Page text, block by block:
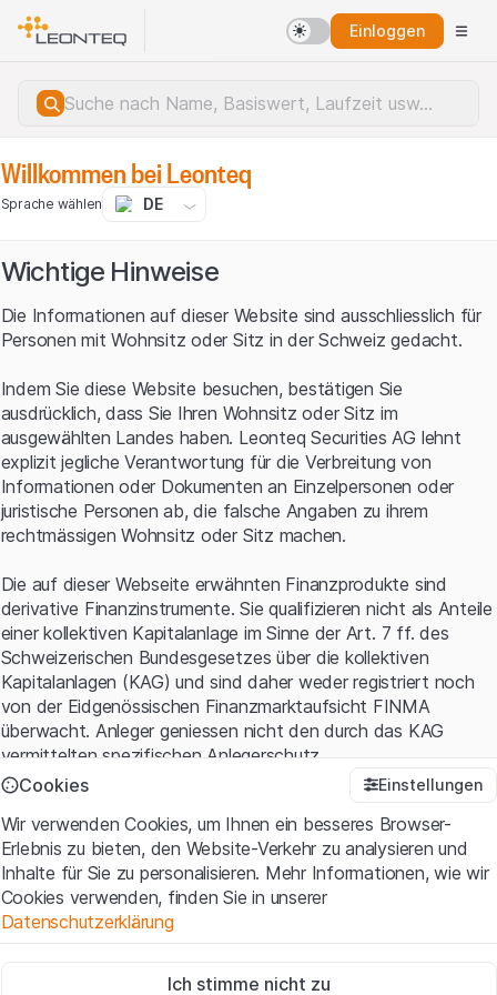
Einloggen
Serverfehler.
Willkommen bei Leonteq
Sprache wählen DE
Wichtige Hinweise
Die Informationen auf dieser Website sind ausschliesslich für
Personen mit Wohnsitz oder Sitz in der Schweiz gedacht.
Indem Sie diese Website besuchen, bestätigen Sie
ausdrücklich, dass Sie Ihren Wohnsitz oder Sitz im
ausgewählten Landes haben. Leonteq Securities AG lehnt
explizit jegliche Verantwortung für die Verbreitung von
Informationen oder Dokumenten an Einzelpersonen oder
juristische Personen ab, die falsche Angaben zu ihrem
rechtmässigen Wohnsitz oder Sitz machen.
Die auf dieser Webseite erwähnten Finanzprodukte sind
derivative Finanzinstrumente. Sie qualifizieren nicht als Anteile
einer kollektiven Kapitalanlage im Sinne der Art. 7 ff. des
Schweizerischen Bundesgesetzes über die kollektiven
Kapitalanlagen (KAG) und sind daher weder registriert noch
von der Eidgenössischen Finanzmarktaufsicht FINMA
überwacht. Anleger geniessen nicht den durch das KAG
vermittelten spezifischen Anlegerschutz.
Mit dem Zugriff auf diese Website der Leonteq Securities AG
(die "Website") erklären Sie, dass Sie die rechtlichen
Informationen und die wichtigen Hinweise und
Nutzungsbedingungenverstanden haben und akzeptieren.
Wenn Sie mit den Nutzungsbedingungen nicht einverstanden
Cookies Einstellungen
Wir verwenden Cookies, um Ihnen ein besseres Browser-
Erlebnis zu bieten, den Website-Verkehr zu analysieren und
Inhalte für Sie zu personalisieren. Mehr Informationen, wie wir
Cookies verwenden, finden Sie in unserer
Datenschutzerklärung
Diese Cookies sind für die Website erforderlich und können nicht
Ich stimme nicht zu